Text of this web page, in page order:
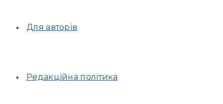
Для авторів
Редакційна політика